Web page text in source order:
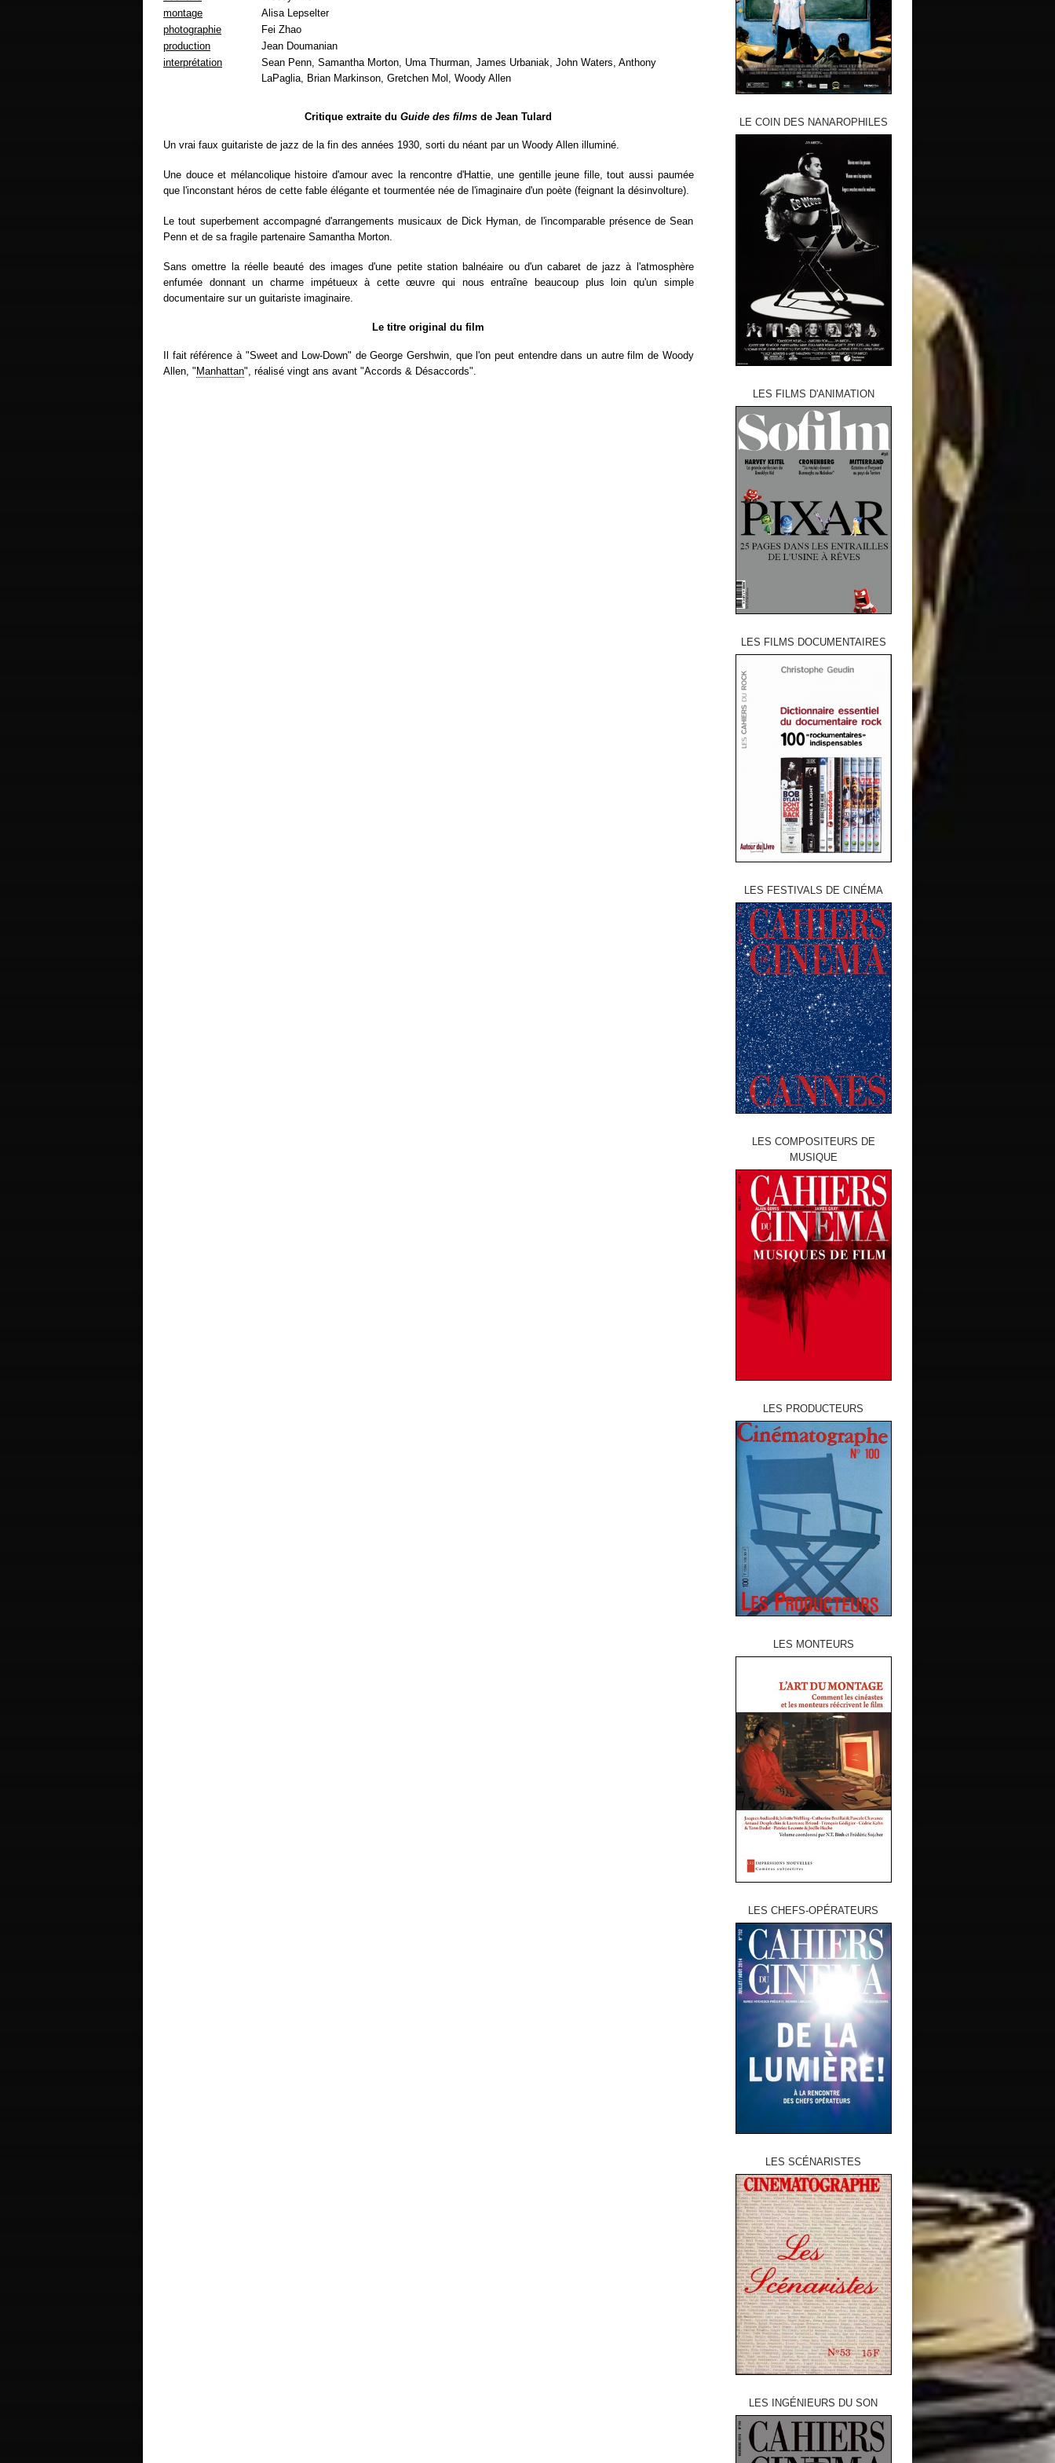
montage
Alisa Lepselter
photographie
Fei Zhao
production
Jean Doumanian
interprétation
Sean Penn, Samantha Morton, Uma Thurman, James Urbaniak, John Waters, Anthony
LaPaglia, Brian Markinson, Gretchen Mol, Woody Allen
Critique extraite duGuide des films de Jean Tulard
Un vrai faux guitariste de jazz de la fin des années 1930, sorti du néant par un Woody Allen illuminé.
Une douce et mélancolique histoire d'amour avec la rencontre d'Hattie, une gentille jeune fille, tout aussi paumée
que l'inconstant héros de cette fable élégante et tourmentée née de l'imaginaire d'un poète (feignant la désinvolture).
Le tout superbement accompagné d'arrangements musicaux de Dick Hyman, de l'incomparable présence de Sean
Penn et de sa fragile partenaire Samantha Morton.
Sans omettre la réelle beauté des images d'une petite station balnéaire ou d'un cabaret de jazz à l'atmosphère
enfumée donnant un charme impétueux à cette œuvre qui nous entraîne beaucoup plus loin qu'un simple
documentaire sur un guitariste imaginaire.
Le titre original du film
Il fait référence à "Sweet and Low-Down" de George Gershwin, que l'on peut entendre dans un autre film de Woody
Allen, " Manhattan", réalisé vingt ans avant "Accords & Désaccords".
LE COIN DES NANAROPHILES
LES FILMS D'ANIMATION
LES FILMS DOCUMENTAIRES
LES FESTIVALS DE CINÉMA
LES COMPOSITEURS DE
MUSIQUE
LES PRODUCTEURS
LES MONTEURS
LES CHEFS-OPÉRATEURS
LES SCÉNARISTES
LES INGÉNIEURS DU SON